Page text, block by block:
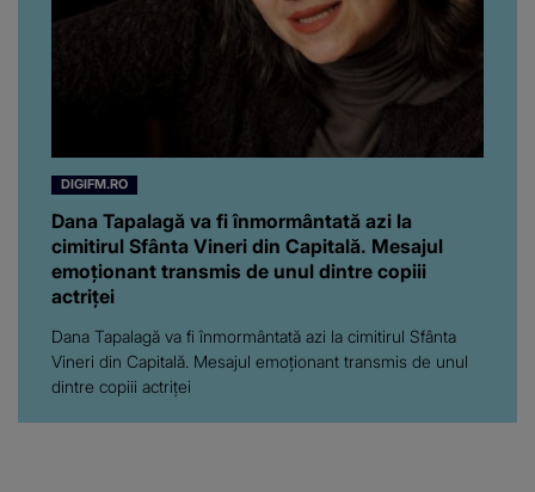
DIGIFM.RO
Dana Tapalagă va fi înmormântată azi la
cimitirul Sfânta Vineri din Capitală. Mesajul
emoționant transmis de unul dintre copiii
actriței
Dana Tapalagă va fi înmormântată azi la cimitirul Sfânta
Vineri din Capitală. Mesajul emoționant transmis de unul
dintre copiii actriței